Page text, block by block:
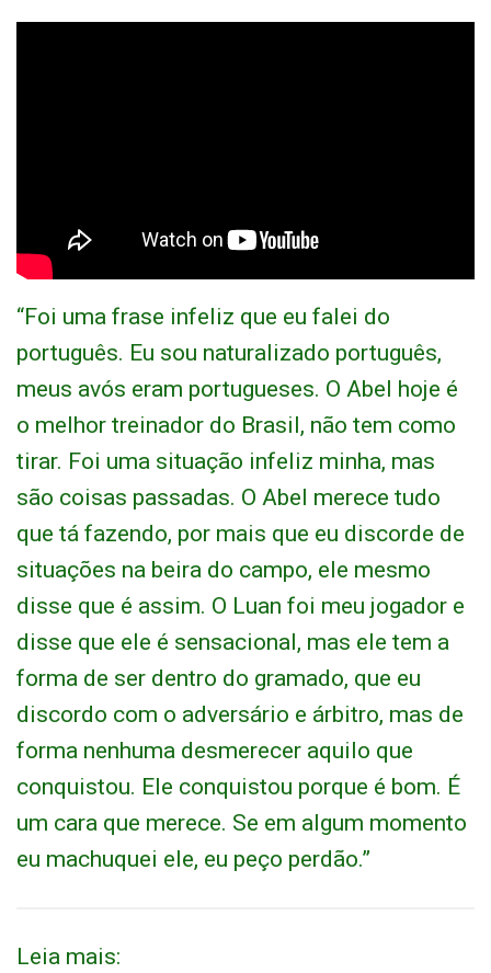
“Foi uma frase infeliz que eu falei do
português. Eu sou naturalizado português,
meus avós eram portugueses. O Abel hoje é
o melhor treinador do Brasil, não tem como
tirar. Foi uma situação infeliz minha, mas
são coisas passadas. O Abel merece tudo
que tá fazendo, por mais que eu discorde de
situações na beira do campo, ele mesmo
disse que é assim. O Luan foi meu jogador e
disse que ele é sensacional, mas ele tem a
forma de ser dentro do gramado, que eu
discordo com o adversário e árbitro, mas de
forma nenhuma desmerecer aquilo que
conquistou. Ele conquistou porque é bom. É
um cara que merece. Se em algum momento
eu machuquei ele, eu peço perdão.”
Leia mais: